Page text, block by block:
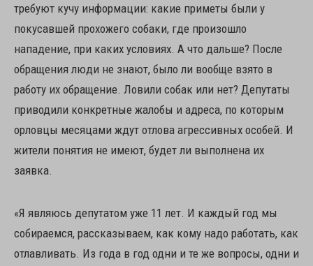
требуют кучу информации: какие приметы были у
покусавшей прохожего собаки, где произошло
нападение, при каких условиях. А что дальше? После
обращения люди не знают, было ли вообще взято в
работу их обращение. Ловили собак или нет? Депутаты
приводили конкретные жалобы и адреса, по которым
орловцы месяцами ждут отлова агрессивных особей. И
жители понятия не имеют, будет ли выполнена их
заявка.
«Я являюсь депутатом уже 11 лет. И каждый год мы
собираемся, рассказываем, как кому надо работать, как
отлавливать. Из года в год одни и те же вопросы, одни и